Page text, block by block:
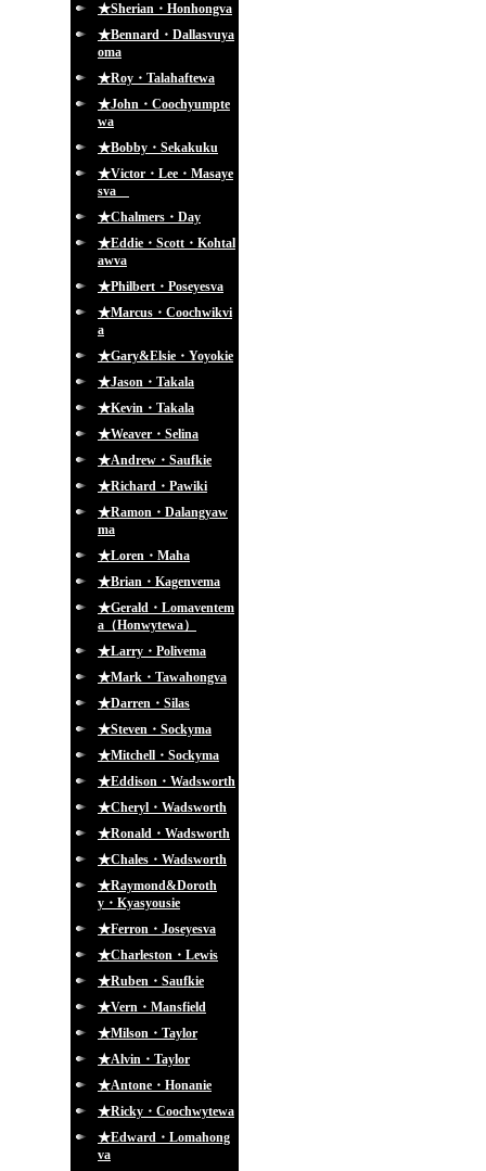
★Sherian・Honhongva
★Bennard・Dallasvuya
oma
★Roy・Talahaftewa
★John・Coochyumpte
wa
★Bobby・Sekakuku
★Victor・Lee・Masaye
sva
★Chalmers・Day
★Eddie・Scott・Kohtal
awva
★Philbert・Poseyesva
★Marcus・Coochwikvi
a
★Gary&Elsie・Yoyokie
★Jason・Takala
★Kevin・Takala
★Weaver・Selina
★Andrew・Saufkie
★Richard・Pawiki
★Ramon・Dalangyaw
ma
★Loren・Maha
★Brian・Kagenvema
★Gerald・Lomaventem
a（Honwytewa）
★Larry・Polivema
★Mark・Tawahongva
★Darren・Silas
★Steven・Sockyma
★Mitchell・Sockyma
★Eddison・Wadsworth
★Cheryl・Wadsworth
★Ronald・Wadsworth
★Chales・Wadsworth
★Raymond&Doroth
y・Kyasyousie
★Ferron・Joseyesva
★Charleston・Lewis
★Ruben・Saufkie
★Vern・Mansfield
★Milson・Taylor
★Alvin・Taylor
★Antone・Honanie
★Ricky・Coochwytewa
★Edward・Lomahong
va